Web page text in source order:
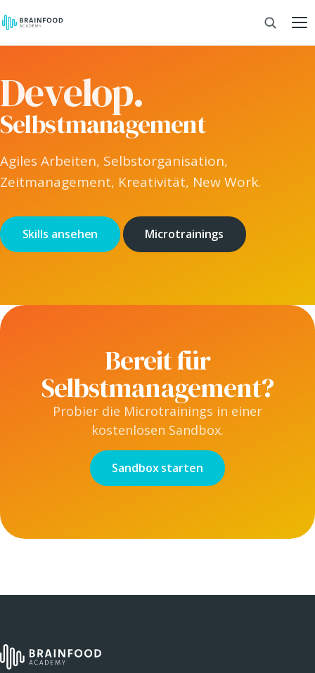
Develop.
Selbstmanagement
Agiles Arbeiten, Selbstorganisation,
Zeitmanagement, Kreativität, New Work.
Skills ansehen Microtrainings
Bereit für
Selbstmanagement?
Probier die Microtrainings in einer
kostenlosen Sandbox.
Sandbox starten